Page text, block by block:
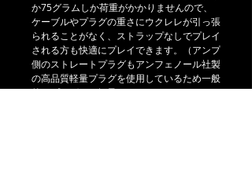
か75グラムしか荷重がかかりませんので、
ケーブルやプラグの重さにウクレレが引っ張
られることがなく、ストラップなしでプレイ
される方も快適にプレイできます。（アンプ
側のストレートプラグもアンフェノール社製
の高品質軽量プラグを使用しているため一般
的なプラグより軽量です）